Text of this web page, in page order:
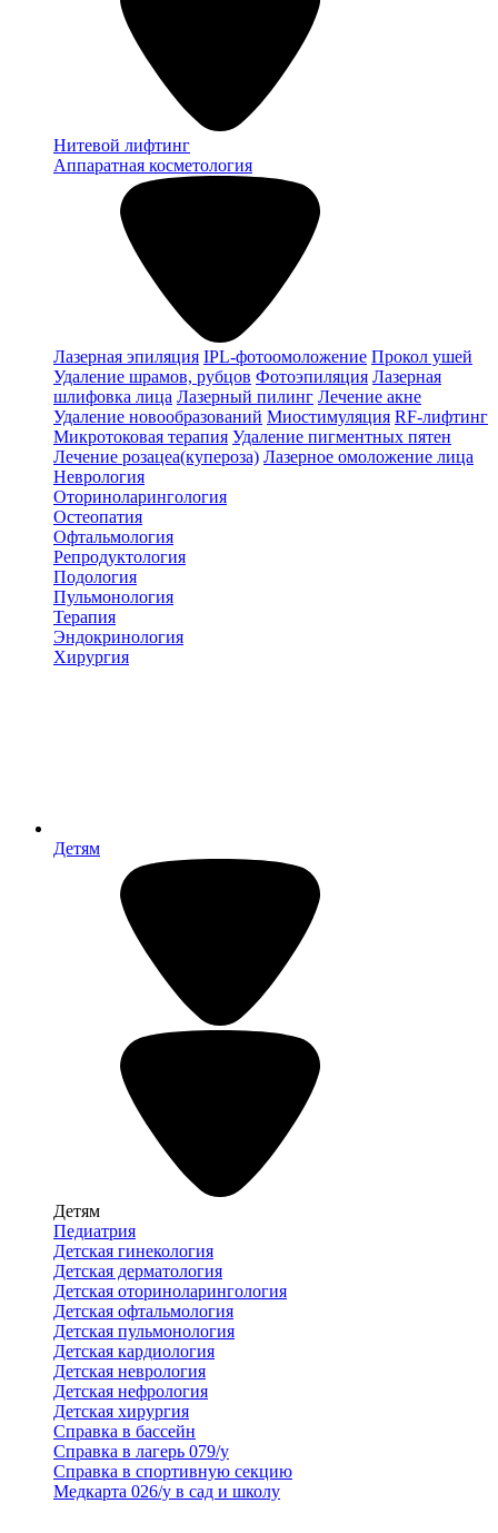
Нитевой лифтинг
Аппаратная косметология
Лазерная эпиляция IPL-фотоомоложение Прокол ушей
Удаление шрамов, рубцов Фотоэпиляция Лазерная
шлифовка лица Лазерный пилинг Лечение акне
Удаление новообразований Миостимуляция RF-лифтинг
Микротоковая терапия Удаление пигментных пятен
Лечение розацеа(купероза) Лазерное омоложение лица
Неврология
Оториноларингология
Остеопатия
Офтальмология
Репродуктология
Подология
Пульмонология
Терапия
Эндокринология
Хирургия
Детям
Детям
Педиатрия
Детская гинекология
Детская дерматология
Детская оториноларингология
Детская офтальмология
Детская пульмонология
Детская кардиология
Детская неврология
Детская нефрология
Детская хирургия
Справка в бассейн
Справка в лагерь 079/у
Справка в спортивную секцию
Медкарта 026/у в сад и школу